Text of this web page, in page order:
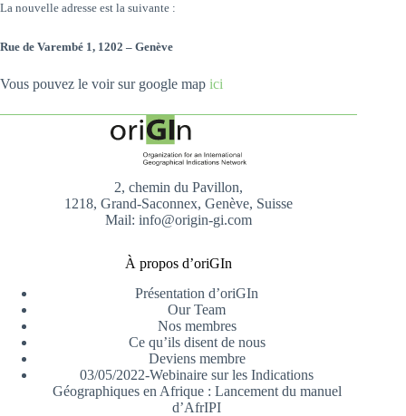
La nouvelle adresse est la suivante :
Rue de Varembé 1, 1202 – Genève
Vous pouvez le voir sur google map ici
2, chemin du Pavillon,
1218, Grand-Saconnex, Genève, Suisse
Mail: info@origin-gi.com
À propos d’oriGIn
Présentation d’oriGIn
Our Team
Nos membres
Ce qu’ils disent de nous
Deviens membre
03/05/2022-Webinaire sur les Indications
Géographiques en Afrique : Lancement du manuel
d’AfrIPI